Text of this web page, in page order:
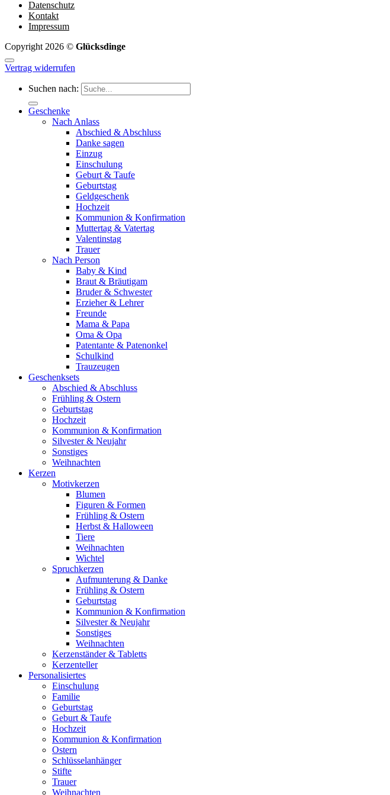
Datenschutz
Kontakt
Impressum
Copyright 2026 © Glücksdinge
Vertrag widerrufen
Suchen nach:
Geschenke
Nach Anlass
Abschied & Abschluss
Danke sagen
Einzug
Einschulung
Geburt & Taufe
Geburtstag
Geldgeschenk
Hochzeit
Kommunion & Konfirmation
Muttertag & Vatertag
Valentinstag
Trauer
Nach Person
Baby & Kind
Braut & Bräutigam
Bruder & Schwester
Erzieher & Lehrer
Freunde
Mama & Papa
Oma & Opa
Patentante & Patenonkel
Schulkind
Trauzeugen
Geschenksets
Abschied & Abschluss
Frühling & Ostern
Geburtstag
Hochzeit
Kommunion & Konfirmation
Silvester & Neujahr
Sonstiges
Weihnachten
Kerzen
Motivkerzen
Blumen
Figuren & Formen
Frühling & Ostern
Herbst & Halloween
Tiere
Weihnachten
Wichtel
Spruchkerzen
Aufmunterung & Danke
Frühling & Ostern
Geburtstag
Kommunion & Konfirmation
Silvester & Neujahr
Sonstiges
Weihnachten
Kerzenständer & Tabletts
Kerzenteller
Personalisiertes
Einschulung
Familie
Geburtstag
Geburt & Taufe
Hochzeit
Kommunion & Konfirmation
Ostern
Schlüsselanhänger
Stifte
Trauer
Weihnachten